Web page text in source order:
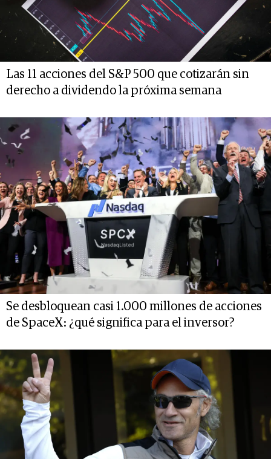
Las 11 acciones del S&P 500 que cotizarán sin
derecho a dividendo la próxima semana
Se desbloquean casi 1.000 millones de acciones
de SpaceX: ¿qué significa para el inversor?